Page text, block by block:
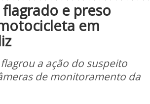
e preso
em
a ação do suspeito
de monitoramento da